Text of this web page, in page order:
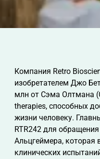
Компания Retro
изобретателем Джо
млн от Сэма Олтмана
therapies, способных
жизни человеку.
RTR242 для
Альцгеймера, которая
клинических